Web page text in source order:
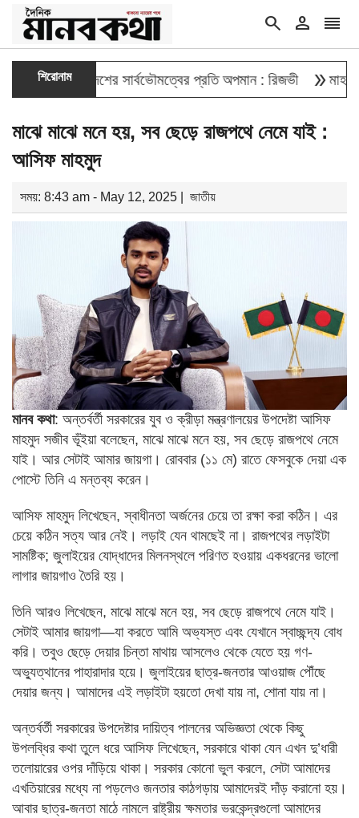
search person reorder
শিরোনাম
বাংলাদেশের সার্বভৌমত্বের প্রতি অপমান : রিজভী double_arrowমাহবুব আলী
মাঝে মাঝে মনে হয়, সব ছেড়ে রাজপথে নেমে যাই :
আসিফ মাহমুদ
সময়: 8:43 am - May 12, 2025 | জাতীয়
মানব কথা: অন্তর্বর্তী সরকারের যুব ও ক্রীড়া মন্ত্রণালয়ের উপদেষ্টা আসিফ
মাহমুদ সজীব ভূঁইয়া বলেছেন, মাঝে মাঝে মনে হয়, সব ছেড়ে রাজপথে নেমে
যাই। আর সেটাই আমার জায়গা। রোববার (১১ মে) রাতে ফেসবুকে দেয়া এক
পোস্টে তিনি এ মন্তব্য করেন।
আসিফ মাহমুদ লিখেছেন, স্বাধীনতা অর্জনের চেয়ে তা রক্ষা করা কঠিন। এর
চেয়ে কঠিন সত্য আর নেই। লড়াই যেন থামছেই না। রাজপথের লড়াইটা
সামষ্টিক; জুলাইয়ের যোদ্ধাদের মিলনস্থলে পরিণত হওয়ায় একধরনের ভালো
লাগার জায়গাও তৈরি হয়।
তিনি আরও লিখেছেন, মাঝে মাঝে মনে হয়, সব ছেড়ে রাজপথে নেমে যাই।
সেটাই আমার জায়গা—যা করতে আমি অভ্যস্ত এবং যেখানে স্বাচ্ছন্দ্য বোধ
করি। তবুও ছেড়ে দেয়ার চিন্তা মাথায় আসলেও থেকে যেতে হয় গণ-
অভ্যুত্থানের পাহারাদার হয়ে। জুলাইয়ের ছাত্র-জনতার আওয়াজ পৌঁছে
দেয়ার জন্য। আমাদের এই লড়াইটা হয়তো দেখা যায় না, শোনা যায় না।
অন্তর্বর্তী সরকারের উপদেষ্টার দায়িত্ব পালনের অভিজ্ঞতা থেকে কিছু
উপলব্ধির কথা তুলে ধরে আসিফ লিখেছেন, সরকারে থাকা যেন এখন দু’ধারী
তলোয়ারের ওপর দাঁড়িয়ে থাকা। সরকার কোনো ভুল করলে, সেটা আমাদের
এখতিয়ারের মধ্যে না পড়লেও জনতার কাঠগড়ায় আমাদেরই দাঁড় করানো হয়।
আবার ছাত্র-জনতা মাঠে নামলে রাষ্ট্রীয় ক্ষমতার ভরকেন্দ্রগুলো আমাদের